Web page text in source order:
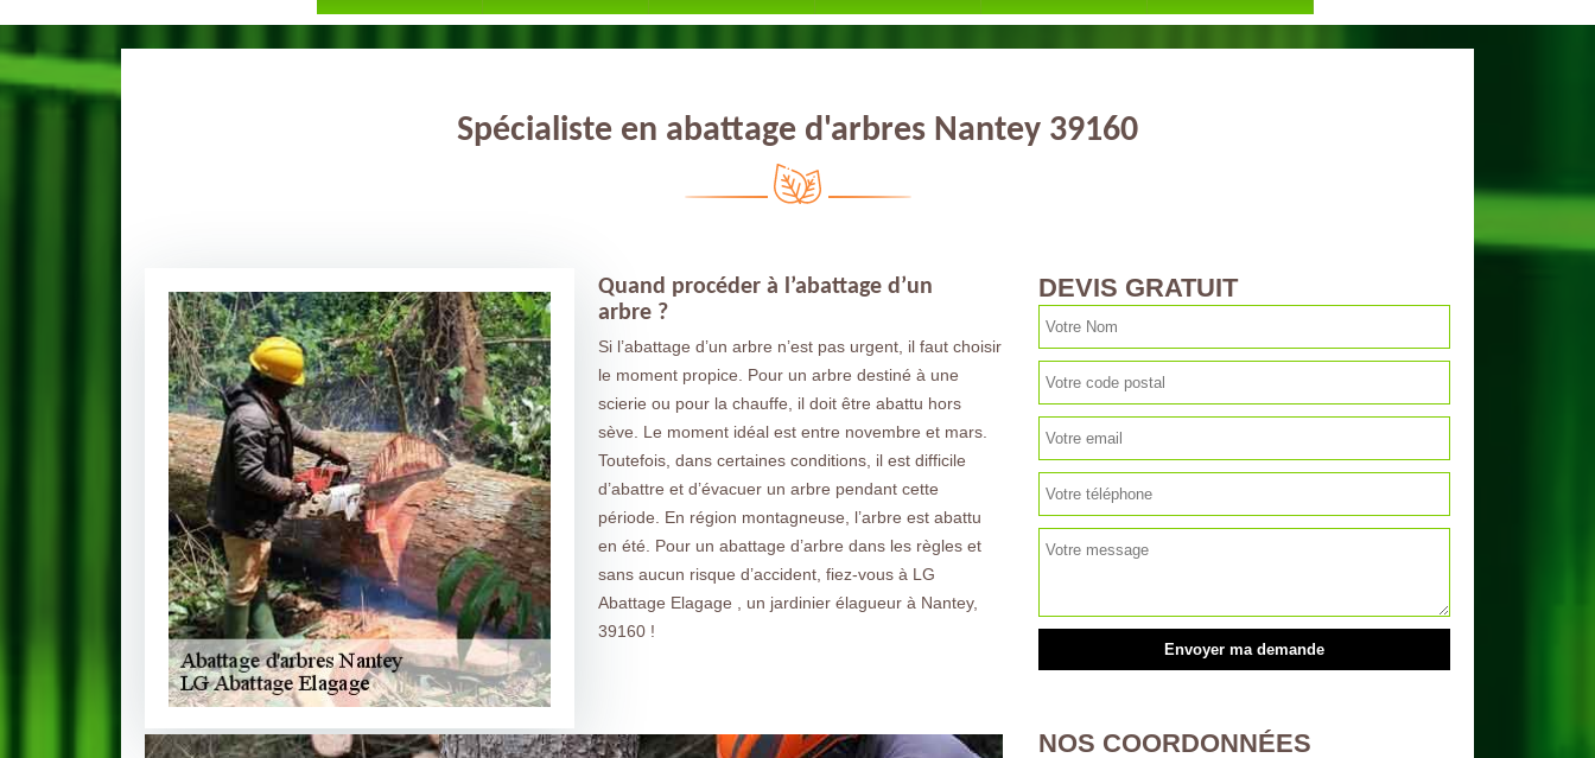
Spécialiste en abattage d'arbres Nantey 39160
Quand procéder à l’abattage d’un
arbre ?
Si l’abattage d’un arbre n’est pas urgent, il faut choisir
le moment propice. Pour un arbre destiné à une
scierie ou pour la chauffe, il doit être abattu hors
sève. Le moment idéal est entre novembre et mars.
Toutefois, dans certaines conditions, il est difficile
d’abattre et d’évacuer un arbre pendant cette
période. En région montagneuse, l’arbre est abattu
en été. Pour un abattage d’arbre dans les règles et
sans aucun risque d’accident, fiez-vous à LG
Abattage Elagage , un jardinier élagueur à Nantey,
39160 !
DEVIS GRATUIT
NOS COORDONNÉES